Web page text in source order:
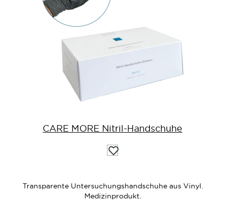
CARE MORE Nitril-Handschuhe
Auf
die
Transparente Untersuchungshandschuhe aus Vinyl.
Medizinprodukt.